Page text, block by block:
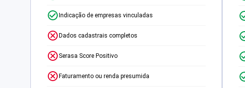
Indicação de empresas vinculadas
Dados cadastrais completos
Serasa Score Positivo
Faturamento ou renda presumida